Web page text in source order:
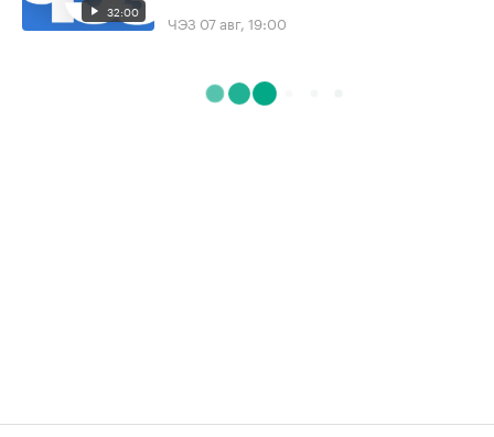
32:00 ЧЭЗ 07 авг, 19:00